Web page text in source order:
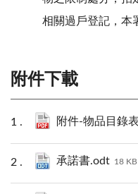
相關過戶登記，本
附件下載
附件-物品目錄
承諾書.odt 18 KB